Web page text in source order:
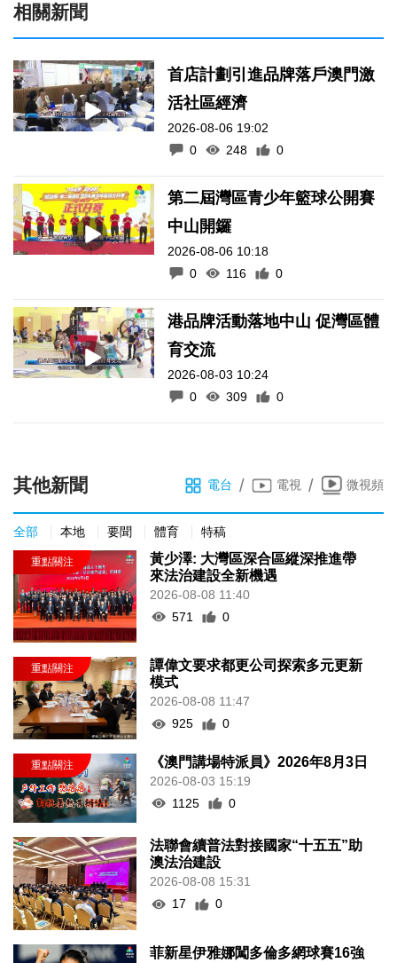
相關新聞
首店計劃引進品牌落戶澳門激
活社區經濟
2026-08-06 19:02
0
248 0
第二屆灣區青少年籃球公開賽
中山開鑼
2026-08-06 10:18
0
116 0
港品牌活動落地中山 促灣區體
育交流
2026-08-03 10:24
0
309 0
其他新聞 電台 / 電視 / 微視頻
全部 本地 要聞 體育 特稿
黃少澤: 大灣區深合區縱深推進帶
來法治建設全新機遇
2026-08-08 11:40
571
0
譚偉文要求都更公司探索多元更新
模式
2026-08-08 11:47
925
0
《澳門講場特派員》2026年8月3日
2026-08-03 15:19
1125
0
法聯會續普法對接國家“十五五”助
澳法治建設
2026-08-08 15:31
17
0
菲新星伊雅娜闖多倫多網球賽16強